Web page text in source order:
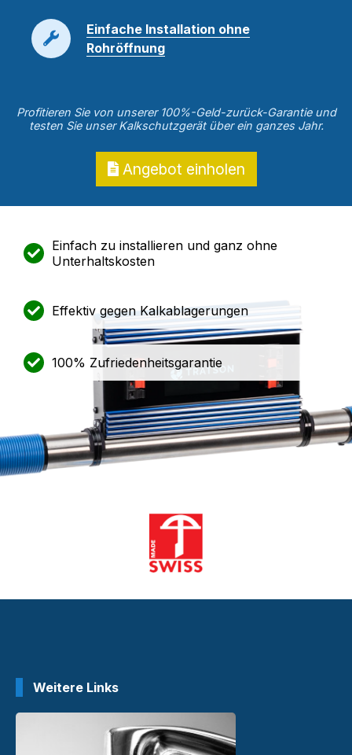
Einfache Installation ohne
Rohröffnung
Profitieren Sie von unserer 100%-Geld-zurück-Garantie und
testen Sie unser Kalkschutzgerät über ein ganzes Jahr.
Angebot einholen
Einfach zu installieren und ganz ohne
Unterhaltskosten
Effektiv gegen Kalkablagerungen
100% Zufriedenheitsgarantie
Weitere Links